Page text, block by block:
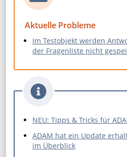
Aktuelle Probleme
Im Testobjekt werden
der Fragenliste nicht
NEU: Tipps & Tricks für
ADAM hat ein Update
im Überblick